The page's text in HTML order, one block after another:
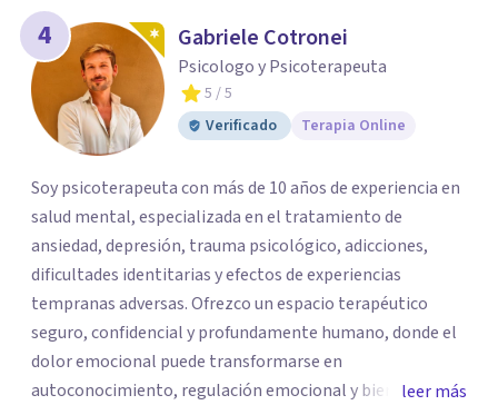
4 Gabriele Cotronei
Psicologo y Psicoterapeuta
5 / 5
Verificado
Terapia Online
Soy psicoterapeuta con más de 10 años de experiencia en
salud mental, especializada en el tratamiento de
ansiedad, depresión, trauma psicológico, adicciones,
dificultades identitarias y efectos de experiencias
tempranas adversas. Ofrezco un espacio terapéutico
seguro, confidencial y profundamente humano, donde el
dolor emocional puede transformarse en
autoconocimiento, regulación emocional y bienestar.
leer más